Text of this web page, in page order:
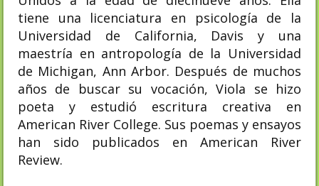
tiene una licenciatura en psicología de la
Universidad de California, Davis y una
maestría en antropología de la Universidad
de Michigan, Ann Arbor. Después de muchos
años de buscar su vocación, Viola se hizo
poeta y estudió escritura creativa en
American River College. Sus poemas y ensayos
han sido publicados en American River
Review.